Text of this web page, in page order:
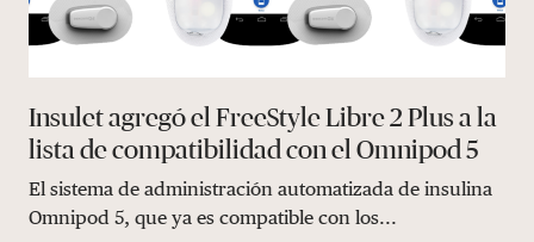
Insulet agregó el FreeStyle Libre 2 Plus a la
lista de compatibilidad con el Omnipod 5
El sistema de administración automatizada de insulina
Omnipod 5, que ya es compatible con los...